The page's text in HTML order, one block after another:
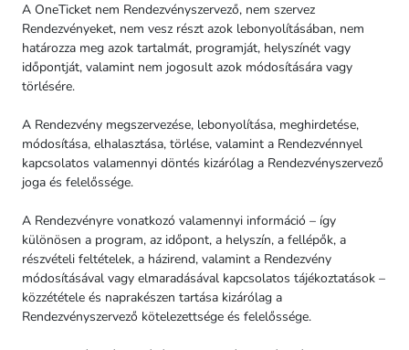
A OneTicket nem Rendezvényszervező, nem szervez
Rendezvényeket, nem vesz részt azok lebonyolításában, nem
határozza meg azok tartalmát, programját, helyszínét vagy
időpontját, valamint nem jogosult azok módosítására vagy
törlésére.
A Rendezvény megszervezése, lebonyolítása, meghirdetése,
módosítása, elhalasztása, törlése, valamint a Rendezvénnyel
kapcsolatos valamennyi döntés kizárólag a Rendezvényszervező
joga és felelőssége.
A Rendezvényre vonatkozó valamennyi információ – így
különösen a program, az időpont, a helyszín, a fellépők, a
részvételi feltételek, a házirend, valamint a Rendezvény
módosításával vagy elmaradásával kapcsolatos tájékoztatások –
közzététele és naprakészen tartása kizárólag a
Rendezvényszervező kötelezettsége és felelőssége.